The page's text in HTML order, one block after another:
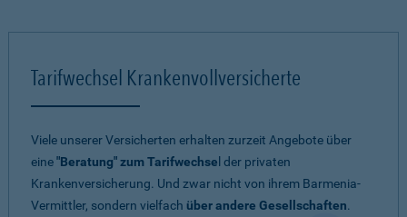
Tarifwechsel Krankenvollversicherte
Viele unserer Versicherten erhalten zurzeit Angebote über
eine"Beratung" zum Tarifwechse l der privaten
Krankenversicherung. Und zwar nicht von ihrem Barmenia-
Vermittler, sondern vielfach über andere Gesellschaften.